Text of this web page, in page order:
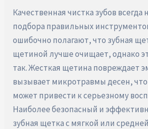
Качественная чистка зубов всегда
подбора правильных
ошибочно полагают, что зубная
щетиной лучше очищает, однако
так. Жесткая щетина повреждает
вызывает микротравмы десен,
может привести к серьезному
Наиболее безопасный и
зубная щетка с мягкой или